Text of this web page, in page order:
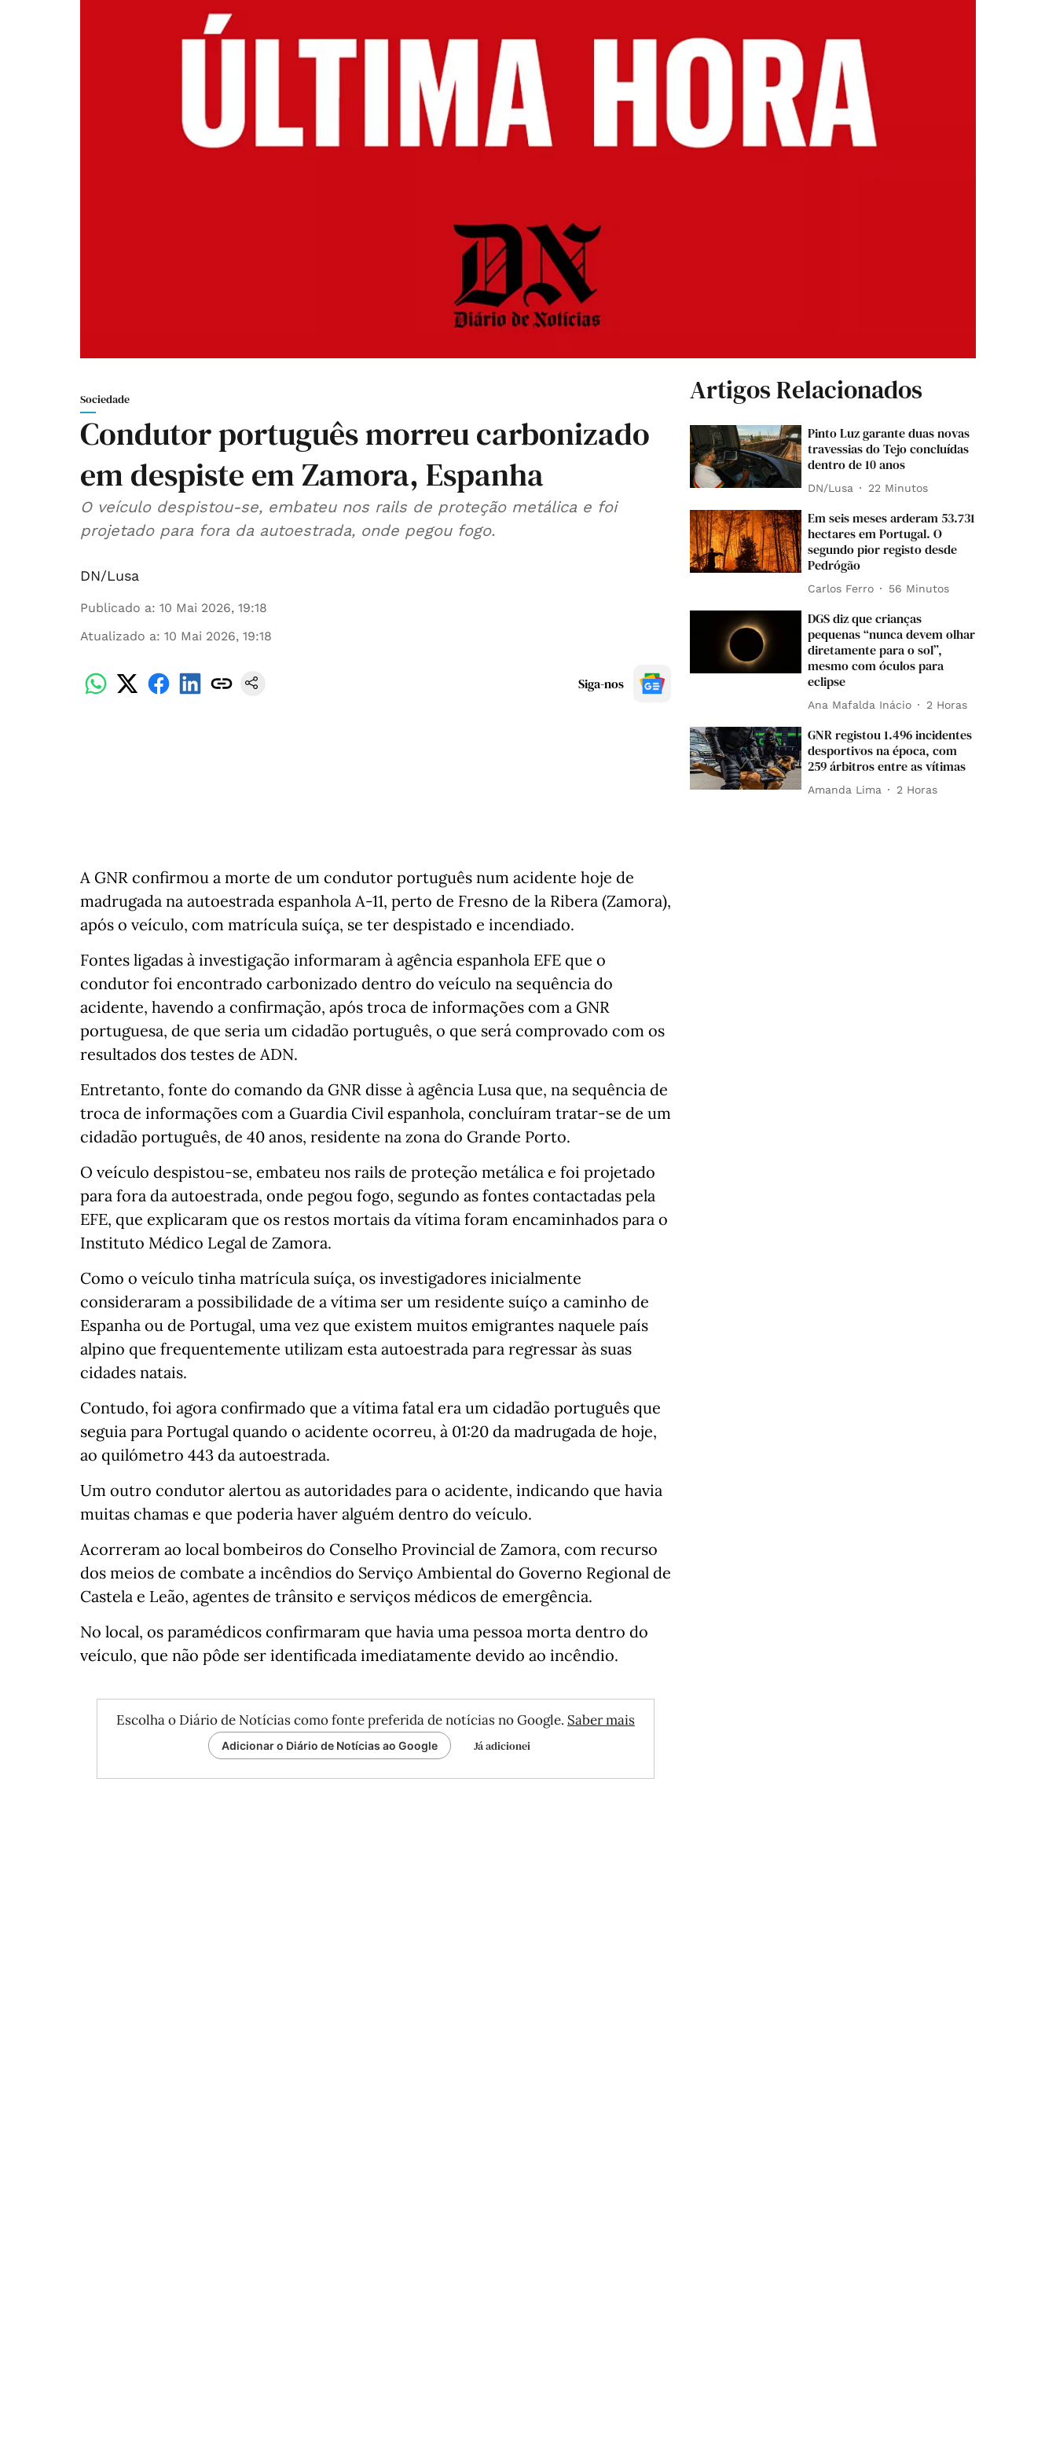
Sociedade
Condutor português morreu carbonizado
em despiste em Zamora, Espanha
O veículo despistou-se, embateu nos rails de proteção metálica e foi
projetado para fora da autoestrada, onde pegou fogo.
DN/Lusa
Publicado a: 10 Mai 2026, 19:18
Atualizado a: 10 Mai 2026, 19:18
Siga-nos
A GNR confirmou a morte de um condutor português num acidente hoje de
madrugada na autoestrada espanhola A-11, perto de Fresno de la Ribera (Zamora),
após o veículo, com matrícula suíça, se ter despistado e incendiado.
Fontes ligadas à investigação informaram à agência espanhola EFE que o
condutor foi encontrado carbonizado dentro do veículo na sequência do
acidente, havendo a confirmação, após troca de informações com a GNR
portuguesa, de que seria um cidadão português, o que será comprovado com os
resultados dos testes de ADN.
Entretanto, fonte do comando da GNR disse à agência Lusa que, na sequência de
troca de informações com a Guardia Civil espanhola, concluíram tratar-se de um
cidadão português, de 40 anos, residente na zona do Grande Porto.
O veículo despistou-se, embateu nos rails de proteção metálica e foi projetado
para fora da autoestrada, onde pegou fogo, segundo as fontes contactadas pela
EFE, que explicaram que os restos mortais da vítima foram encaminhados para o
Instituto Médico Legal de Zamora.
Como o veículo tinha matrícula suíça, os investigadores inicialmente
consideraram a possibilidade de a vítima ser um residente suíço a caminho de
Espanha ou de Portugal, uma vez que existem muitos emigrantes naquele país
alpino que frequentemente utilizam esta autoestrada para regressar às suas
cidades natais.
Contudo, foi agora confirmado que a vítima fatal era um cidadão português que
seguia para Portugal quando o acidente ocorreu, à 01:20 da madrugada de hoje,
ao quilómetro 443 da autoestrada.
Um outro condutor alertou as autoridades para o acidente, indicando que havia
muitas chamas e que poderia haver alguém dentro do veículo.
Acorreram ao local bombeiros do Conselho Provincial de Zamora, com recurso
dos meios de combate a incêndios do Serviço Ambiental do Governo Regional de
Castela e Leão, agentes de trânsito e serviços médicos de emergência.
No local, os paramédicos confirmaram que havia uma pessoa morta dentro do
veículo, que não pôde ser identificada imediatamente devido ao incêndio.
Escolha o Diário de Notícias como fonte preferida de notícias no Google. Saber mais
Adicionar o Diário de Notícias ao Google Já adicionei
Artigos Relacionados
Pinto Luz garante duas novas
travessias do Tejo concluídas
dentro de 10 anos
DN/Lusa 22 Minutos
Em seis meses arderam 53.731
hectares em Portugal. O
segundo pior registo desde
Pedrógão
Carlos Ferro 56 Minutos
DGS diz que crianças
pequenas “nunca devem olhar
diretamente para o sol”,
mesmo com óculos para
eclipse
Ana Mafalda Inácio 2 Horas
GNR registou 1.496 incidentes
desportivos na época, com
259 árbitros entre as vítimas
Amanda Lima 2 Horas